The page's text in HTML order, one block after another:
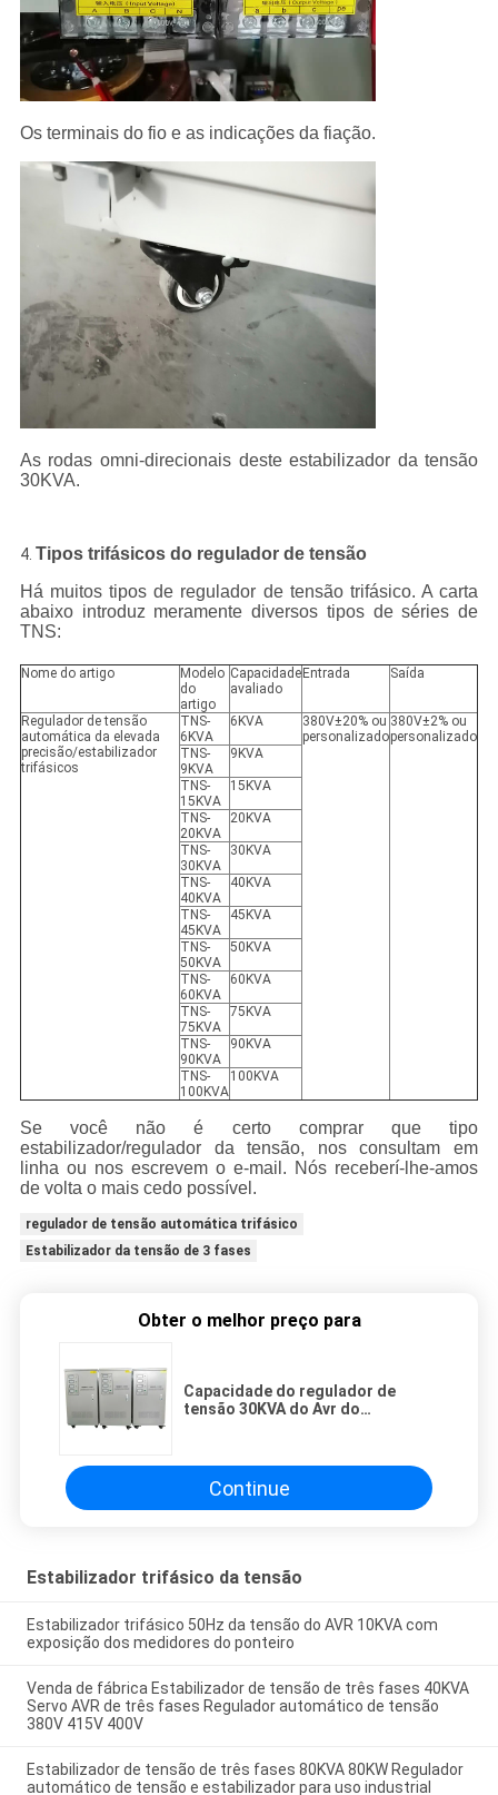
Os terminais do fio e as indicações da fiação.
As rodas omni-direcionais deste estabilizador da tensão
30KVA.
4. Tipos trifásicos do regulador de tensão
Há muitos tipos de regulador de tensão trifásico. A carta
abaixo introduz meramente diversos tipos de séries de
TNS:
Nome do artigo
Modelo
do
artigo
Capacidade
avaliado
Entrada Saída
Regulador de tensão
automática da elevada
precisão/estabilizador
trifásicos
TNS-
6KVA
6KVA
380V±20% ou
personalizado
380V±2% ou
personalizado
TNS-
9KVA
9KVA
TNS-
15KVA
15KVA
TNS-
20KVA
20KVA
TNS-
30KVA
30KVA
TNS-
40KVA
40KVA
TNS-
45KVA
45KVA
TNS-
50KVA
50KVA
TNS-
60KVA
60KVA
TNS-
75KVA
75KVA
TNS-
90KVA
90KVA
TNS-
100KVA
100KVA
Se você não é certo comprar que tipo
estabilizador/regulador da tensão, nos consultam em
linha ou nos escrevem o e-mail. Nós receberí-lhe-amos
de volta o mais cedo possível.
regulador de tensão automática trifásico
Estabilizador da tensão de 3 fases
Obter o melhor preço para
Capacidade do regulador de
tensão 30KVA do Avr do
Continue
Estabilizador trifásico da tensão
Estabilizador trifásico 50Hz da tensão do AVR 10KVA com
exposição dos medidores do ponteiro
Venda de fábrica Estabilizador de tensão de três fases 40KVA
Servo AVR de três fases Regulador automático de tensão
380V 415V 400V
Estabilizador de tensão de três fases 80KVA 80KW Regulador
automático de tensão e estabilizador para uso industrial